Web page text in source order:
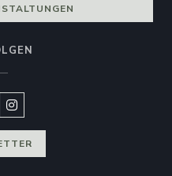
((öffnet ein neues
Instagram ((öffnet ein neues